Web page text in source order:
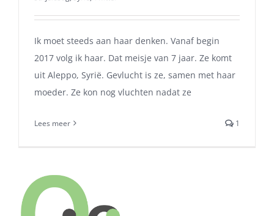
Ik moet steeds aan haar denken. Vanaf begin
2017 volg ik haar. Dat meisje van 7 jaar. Ze komt
uit Aleppo, Syrië. Gevlucht is ze, samen met haar
moeder. Ze kon nog vluchten nadat ze
Lees meer 1